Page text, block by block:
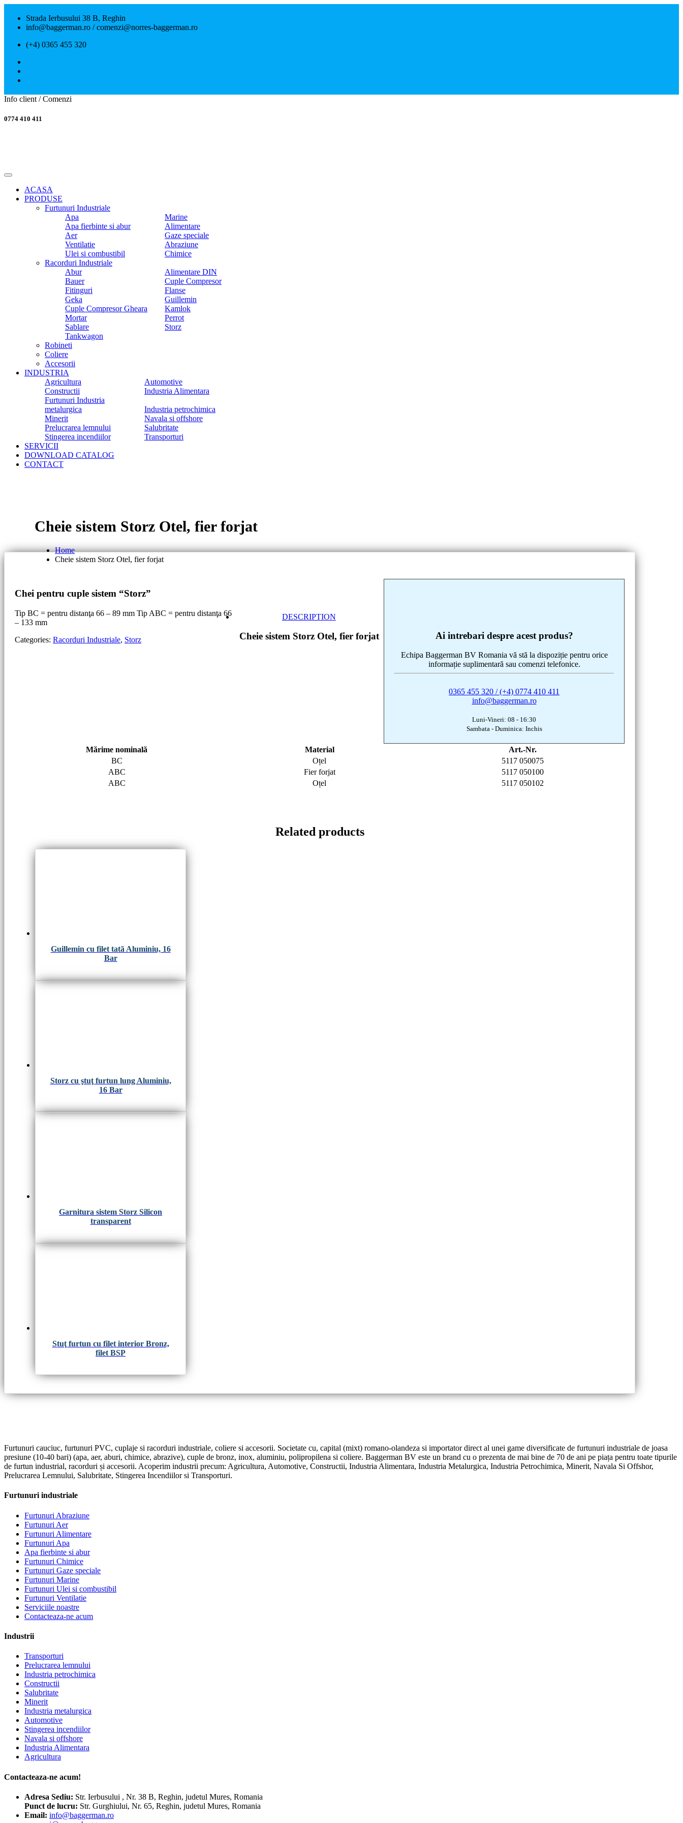
Strada Ierbusului 38 B, Reghin
info@baggerman.ro / comenzi@norres-baggerman.ro
(+4) 0365 455 320
Info client / Comenzi
0774 410 411
ACASA
PRODUSE
Furtunuri Industriale
Apa
Marine
Apa fierbinte si abur
Alimentare
Aer
Gaze speciale
Ventilatie
Abraziune
Ulei si combustibil
Chimice
Racorduri Industriale
Abur
Alimentare DIN
Bauer
Cuple Compresor
Fitinguri
Flanse
Geka
Guillemin
Cuple Compresor Gheara
Kamlok
Mortar
Perrot
Sablare
Storz
Tankwagon
Robineti
Coliere
Accesorii
INDUSTRIA
Agricultura
Automotive
Constructii
Industria Alimentara
Furtunuri Industria
metalurgica
Industria petrochimica
Minerit
Navala si offshore
Prelucrarea lemnului
Salubritate
Stingerea incendiilor
Transporturi
SERVICII
DOWNLOAD CATALOG
CONTACT
Cheie sistem Storz Otel, fier forjat
Home
Cheie sistem Storz Otel, fier forjat
Chei pentru cuple sistem “Storz”
Tip BC = pentru distanţa 66 – 89 mm Tip ABC = pentru distanţa 66
– 133 mm
Categories: Racorduri Industriale, Storz Ai intrebari despre acest produs?
Echipa Baggerman BV Romania vă stă la dispoziție pentru orice
informație suplimentară sau comenzi telefonice.
0365 455 320 / (+4) 0774 410 411
info@baggerman.ro
Luni-Vineri: 08 - 16:30
Sambata - Duminica: Inchis
DESCRIPTION
Cheie sistem Storz Otel, fier forjat
Mărime nominală Material
Art.-Nr.
BC
Oțel
5117 050075
ABC
Fier forjat
5117 050100
ABC
Oțel 5117 050102
Related products
Guillemin cu filet tatã Aluminiu, 16
Bar
Storz cu ştuţ furtun lung Aluminiu,
16 Bar
Garnitura sistem Storz Silicon
transparent
Stuţ furtun cu filet interior Bronz,
filet BSP
Furtunuri cauciuc, furtunuri PVC, cuplaje si racorduri industriale, coliere si accesorii. Societate cu, capital (mixt) romano-olandeza si importator direct al unei game diversificate de furtunuri industriale de joasa
presiune (10-40 bari) (apa, aer, aburi, chimice, abrazive), cuple de bronz, inox, aluminiu, polipropilena si coliere. Baggerman BV este un brand cu o prezenta de mai bine de 70 de ani pe piața pentru toate tipurile
de furtun industrial, racorduri și accesorii. Acoperim industrii precum: Agricultura, Automotive, Constructii, Industria Alimentara, Industria Metalurgica, Industria Petrochimica, Minerit, Navala Si Offshor,
Prelucrarea Lemnului, Salubritate, Stingerea Incendiilor si Transporturi.
Furtunuri industriale
Furtunuri Abraziune
Furtunuri Aer
Furtunuri Alimentare
Furtunuri Apa
Apa fierbinte si abur
Furtunuri Chimice
Furtunuri Gaze speciale
Furtunuri Marine
Furtunuri Ulei si combustibil
Furtunuri Ventilatie
Serviciile noastre
Contacteaza-ne acum
Industrii
Transporturi
Prelucrarea lemnului
Industria petrochimica
Constructii
Salubritate
Minerit
Industria metalurgica
Automotive
Stingerea incendiilor
Navala si offshore
Industria Alimentara
Agricultura
Contacteaza-ne acum!
Adresa Sediu: Str. Ierbusului , Nr. 38 B, Reghin, judetul Mures, Romania
Punct de lucru: Str. Gurghiului, Nr. 65, Reghin, judetul Mures, Romania
Email: info@baggerman.ro